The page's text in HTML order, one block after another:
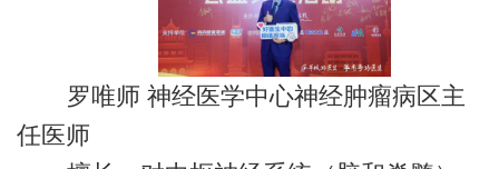
罗唯师 神经医学中心神经肿瘤病区主
任医师